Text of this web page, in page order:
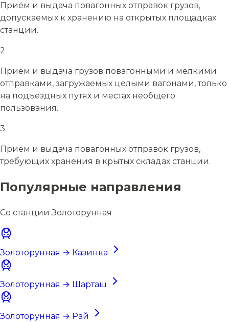
Приём и выдача повагонных отправок грузов,
допускаемых к хранению на открытых площадках
станции.
2
Приём и выдача грузов повагонными и мелкими
отправками, загружаемых целыми вагонами, только
на подъездных путях и местах необщего
пользования.
3
Приём и выдача повагонных отправок грузов,
требующих хранения в крытых складах станции.
Популярные направления
Со станции Золоторунная
Золоторунная → Казинка
Золоторунная → Шарташ
Золоторунная → Рай